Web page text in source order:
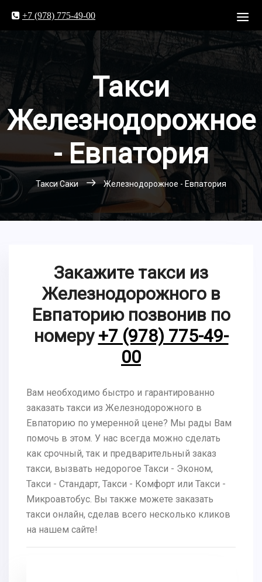
+7 (978) 775-49-00
Такси
Железнодорожное
- Евпатория
Такси Саки Железнодорожное - Евпатория
Закажите такси из
Железнодорожного в
Евпаторию позвонив по
номеру +7 (978) 775-49-
00
Вам необходимо быстро и гарантированно
заказать такси из Железнодорожного в
Евпаторию по умеренной цене? Мы рады Вам
помочь в этом. У нас всегда можно сделать
как срочный, так и предварительный заказ
такси, вызвать недорогое Такси - Эконом,
Такси - Стандарт, Такси - Комфорт или Такси -
Микроавтобус. Вы также можете заказать
такси онлайн, сделав всего несколько кликов
на нашем сайте!